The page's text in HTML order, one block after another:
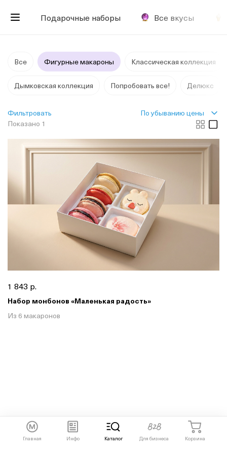
Подарочные наборы Все вкусы
Все Фигурные макароны Классическая коллекция
Дымковская коллекция Попробовать все! Делюкс
Показано 1
Фильтровать По убыванию цены
1 843 р.
Набор монбонов «Маленькая радость»
Из 6 макаронов
Главная Инфо Каталог Для бизнеса Корзина